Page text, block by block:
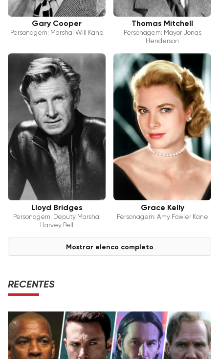
Gary Cooper
Personagem: Marshal Will Kane
Thomas Mitchell
Personagem: Mayor Jonas
Henderson
Lloyd Bridges
Personagem: Deputy Marshal
Harvey Pell
Grace Kelly
Personagem: Amy Fowler Kane
Mostrar elenco completo
RECENTES